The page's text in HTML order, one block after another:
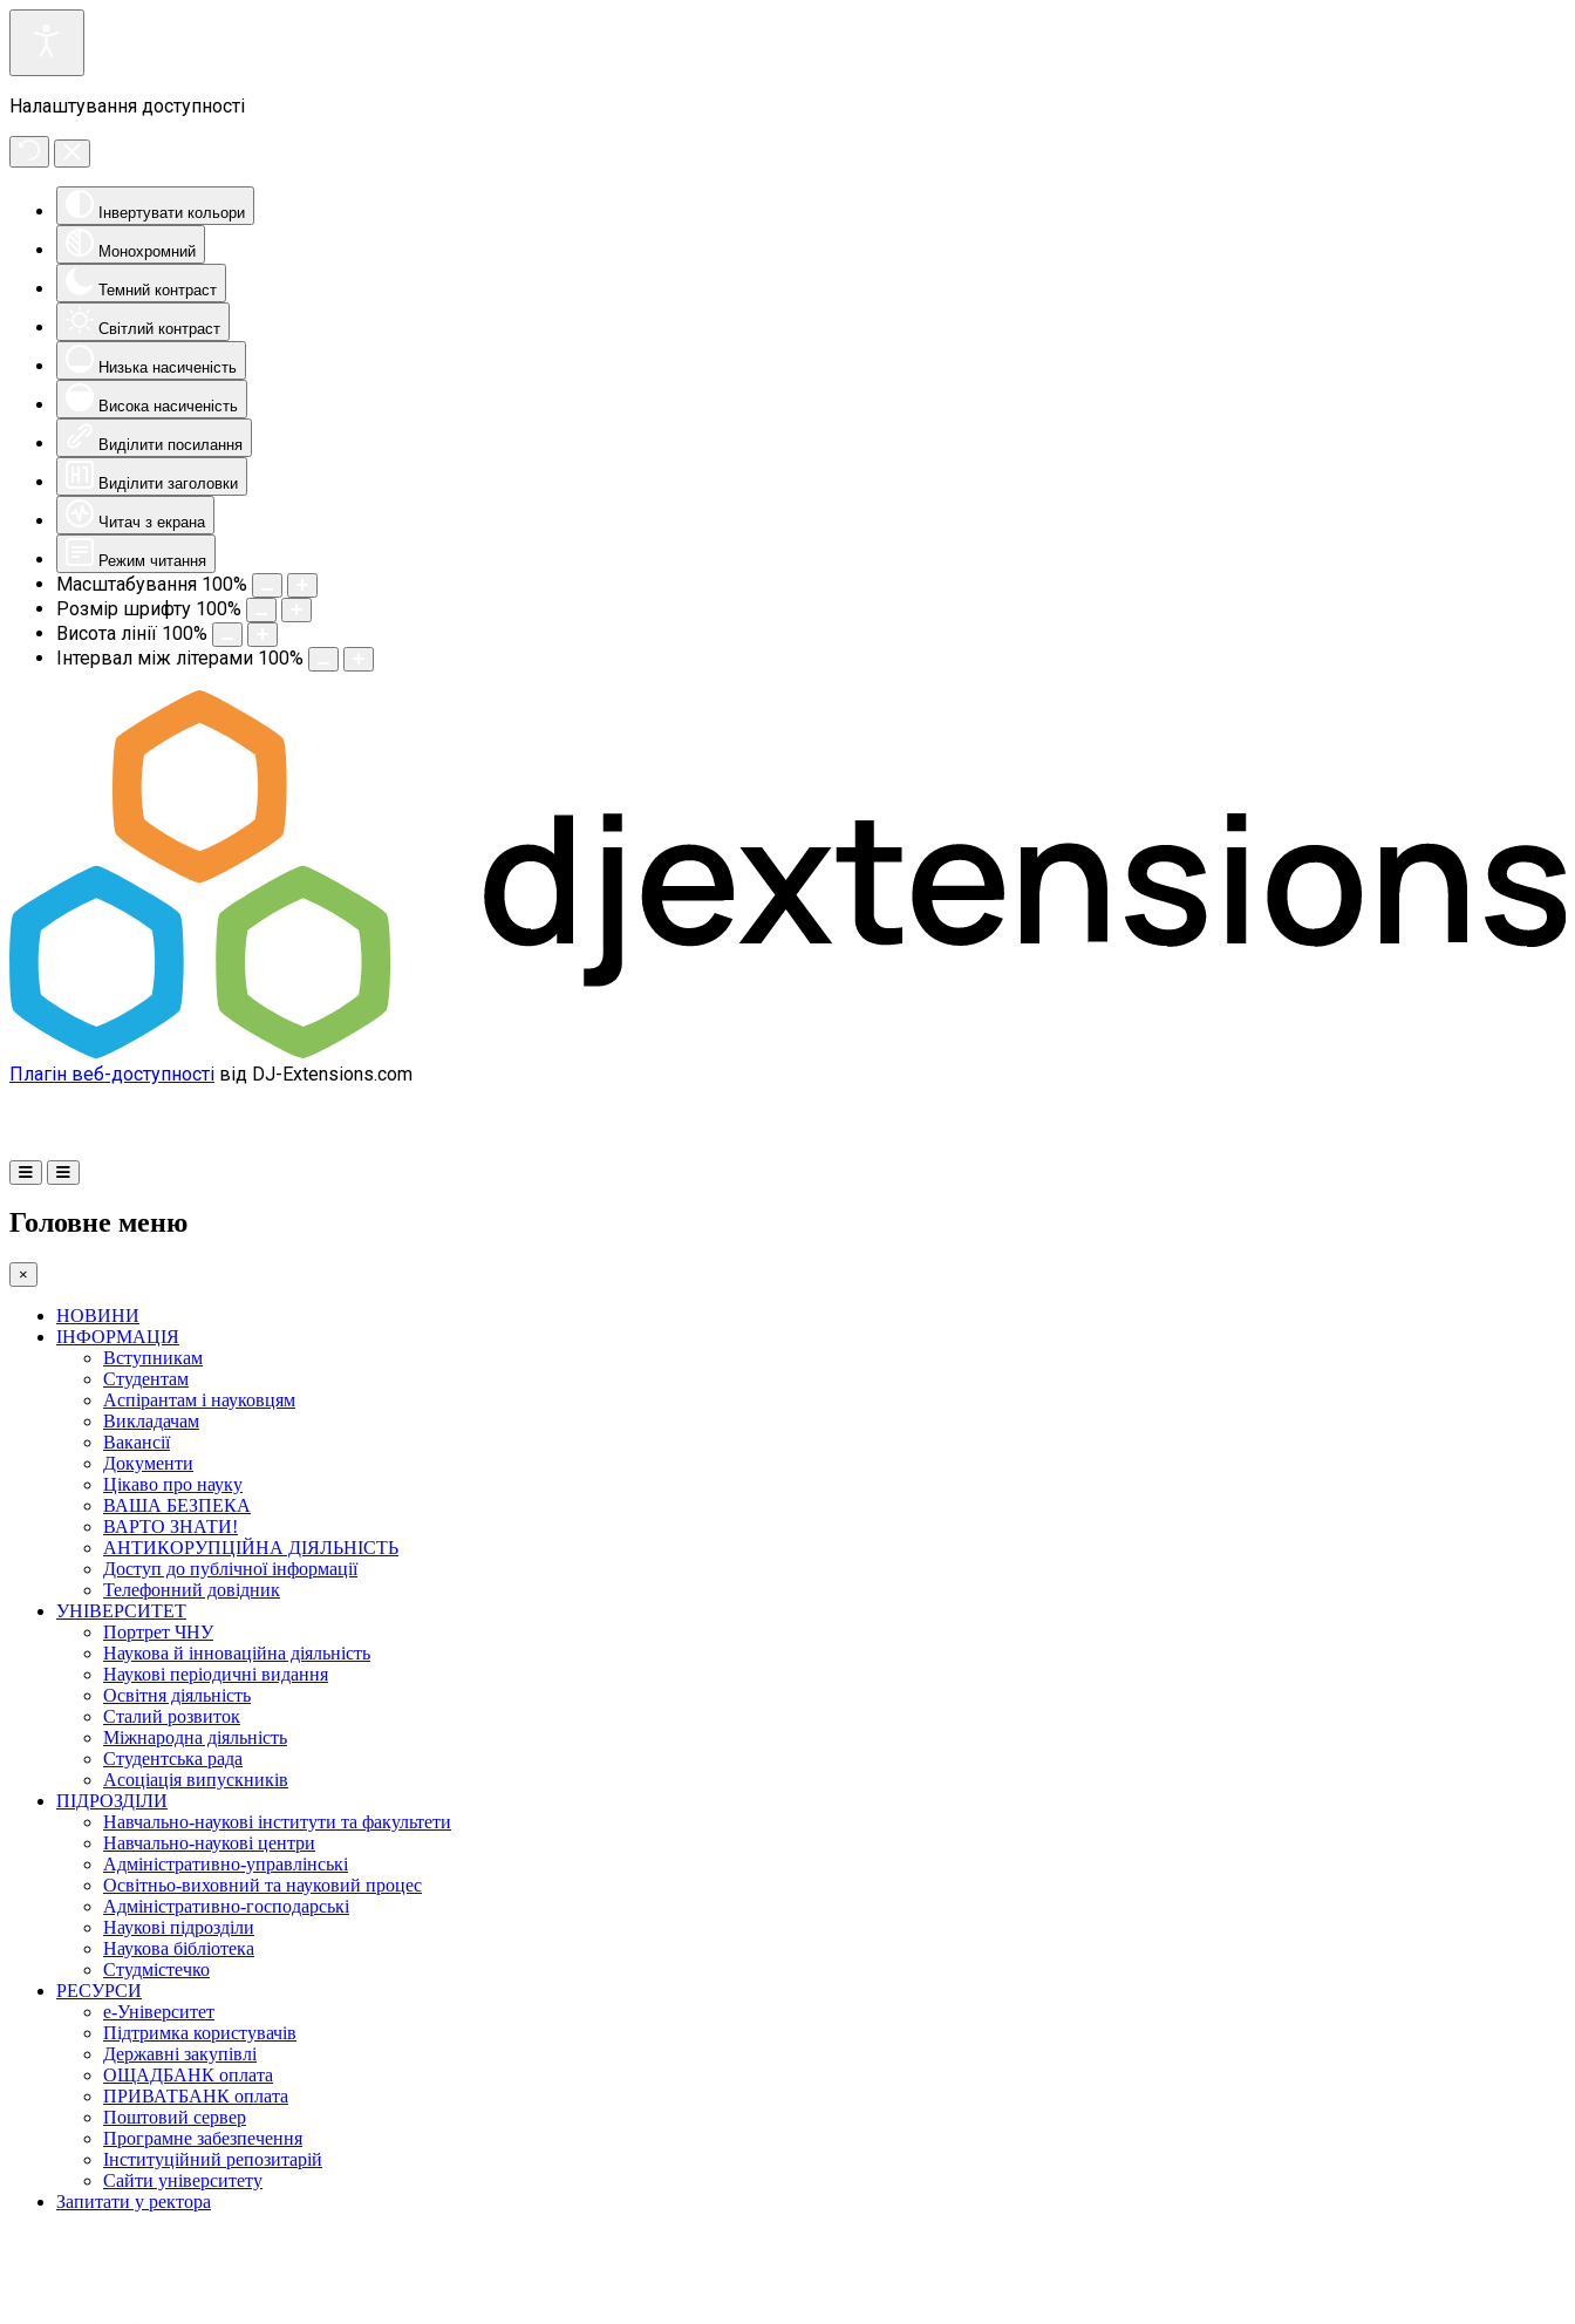
Налаштування доступності
Інвертувати кольори
Монохромний
Темний контраст
Світлий контраст
Низька насиченість
Висока насиченість
Виділити посилання
Виділити заголовки
Читач з екрана
Режим читання
Масштабування 100%
Розмір шрифту 100%
Висота лінії 100%
Інтервал між літерами 100%
Плагін веб-доступності від DJ-Extensions.com
Головне меню
×
НОВИНИ
ІНФОРМАЦІЯ
Вступникам
Студентам
Аспірантам і науковцям
Викладачам
Вакансії
Документи
Цікаво про науку
ВАША БЕЗПЕКА
ВАРТО ЗНАТИ!
АНТИКОРУПЦІЙНА ДІЯЛЬНІСТЬ
Доступ до публічної інформації
Телефонний довідник
УНІВЕРСИТЕТ
Портрет ЧНУ
Наукова й інноваційна діяльність
Наукові періодичні видання
Освітня діяльність
Сталий розвиток
Міжнародна діяльність
Студентська рада
Асоціація випускників
ПІДРОЗДІЛИ
Навчально-наукові інститути та факультети
Навчально-наукові центри
Адміністративно-управлінські
Освітньо-виховний та науковий процес
Адміністративно-господарські
Наукові підрозділи
Наукова бібліотека
Студмістечко
РЕСУРСИ
е-Університет
Підтримка користувачів
Державні закупівлі
ОЩАДБАНК оплата
ПРИВАТБАНК оплата
Поштовий сервер
Програмне забезпечення
Інституційний репозитарій
Сайти університету
Запитати у ректора